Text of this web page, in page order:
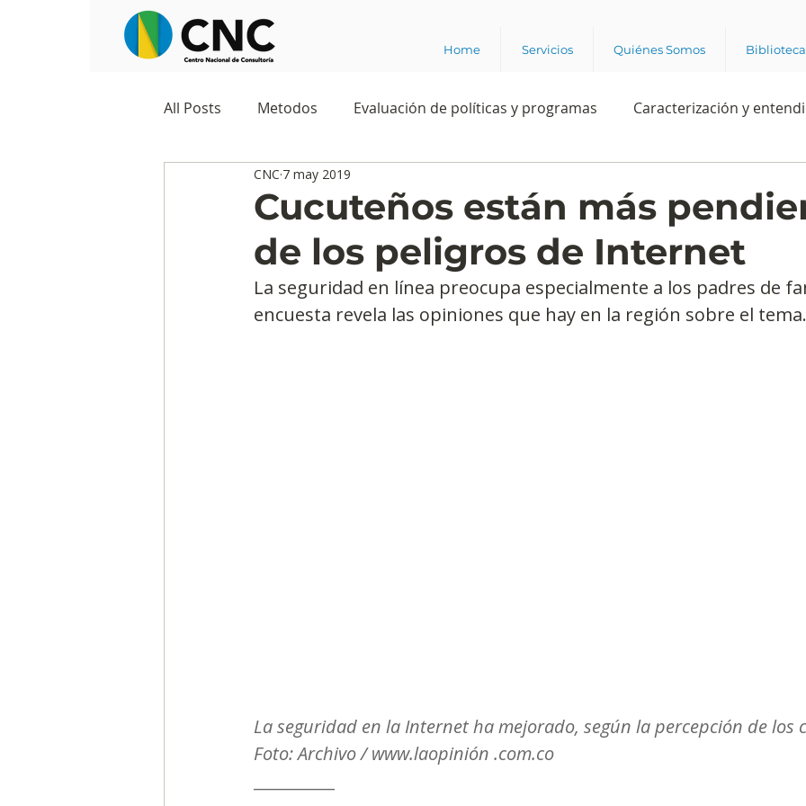
Home Servicios Quiénes Somos Biblioteca
All Posts Metodos Evaluación de políticas y programas Caracterización y
Observatorios sociales
Predicciones y tendencias Rating Política Intención de voto Consultas
Marketing Cultura y ambiente laboral Experiencia del cliente Experiencia
Cucuteños están más
de los peligros de Internet
CNC 7 may 2019
La seguridad en línea preocupa especialmente a los padres de
encuesta revela las opiniones que hay en la región sobre el tema.
La seguridad en la Internet ha mejorado, según la percepción de los
Foto: Archivo / www.laopinión .com.co